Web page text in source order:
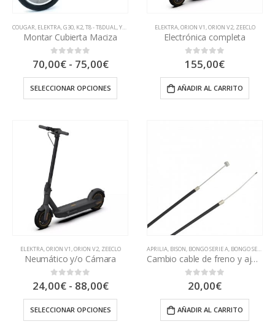
COUGAR, ELEKTRA,G30, K2,T8 - T8DUAL,YOU-GO XL MAX
Montar Cubierta Maciza
0out of 5
70,00€ - 75,00€Rango
precios:
desde
70,00€
SELECCIONAR OPCIONES
ELEKTRA,ORION V1,ORION V2, ZEECLO
Electrónica completa
0 out of 5
155,00€
AÑADIR AL CARRITO
ELEKTRA,ORION V1,ORION V2, ZEECLO
Neumático y/o Cámara
0out of 5
24,00€ - 88,00€Rango
precios:
desde
24,00€
SELECCIONAR OPCIONES
APRILIA, BISON, BONGO SERIE A, BONGO SERIE S
Cambio cable de freno y ajuste
0out of 5
20,00€
AÑADIR AL CARRITO